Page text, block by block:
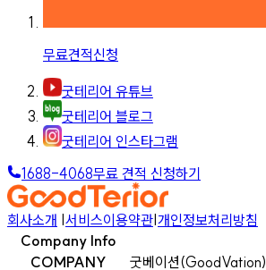
무료견적신청
굿테리어 유튜브
굿테리어 블로그
굿테리어 인스타그램
1688-4068무료 견적 신청하기
회사소개 |서비스이용약관|개인정보처리방침
Company Info
COMPANY
굿베이션(GoodVation)